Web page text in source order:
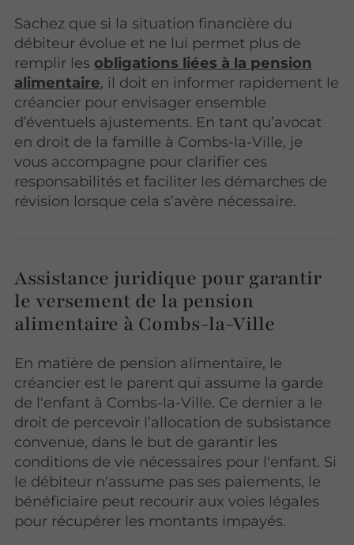
Sachez que si la situation financière du
débiteur évolue et ne lui permet plus de
remplir lesobligations liées à la pension
alimentaire, il doit en informer rapidement le
créancier pour envisager ensemble
d’éventuels ajustements. En tant qu’avocat
en droit de la famille à Combs-la-Ville, je
vous accompagne pour clarifier ces
responsabilités et faciliter les démarches de
révision lorsque cela s’avère nécessaire.
Assistance juridique pour garantir
le versement de la pension
alimentaire à Combs-la-Ville
En matière de pension alimentaire, le
créancier est le parent qui assume la garde
de l'enfant à Combs-la-Ville. Ce dernier a le
droit de percevoir l’allocation de subsistance
convenue, dans le but de garantir les
conditions de vie nécessaires pour l'enfant. Si
le débiteur n'assume pas ses paiements, le
bénéficiaire peut recourir aux voies légales
pour récupérer les montants impayés.